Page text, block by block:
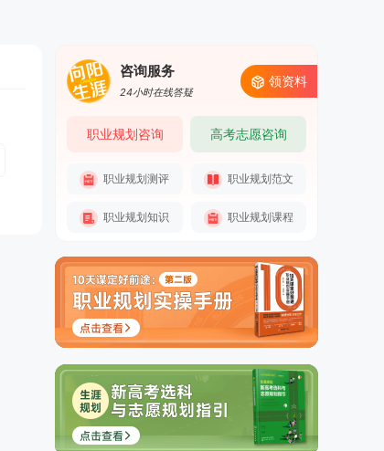
咨询服务
24小时在线答疑
领资料
职业规划咨询 高考志愿咨询
职业规划测评 职业规划范文
职业规划知识 职业规划课程